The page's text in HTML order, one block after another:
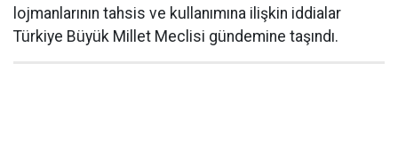
lojmanlarının tahsis ve kullanımına ilişkin iddialar
Türkiye Büyük Millet Meclisi gündemine taşındı.